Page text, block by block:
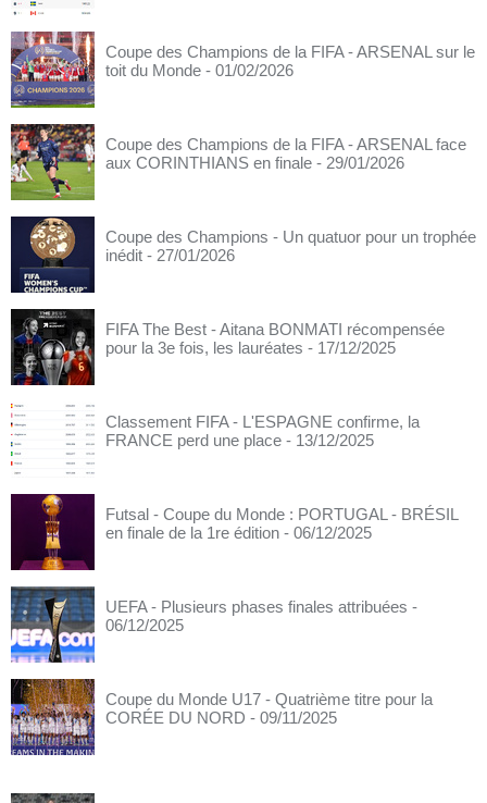
Coupe des Champions de la FIFA - ARSENAL sur le
toit du Monde - 01/02/2026
Coupe des Champions de la FIFA - ARSENAL face
aux CORINTHIANS en finale - 29/01/2026
Coupe des Champions - Un quatuor pour un trophée
inédit - 27/01/2026
FIFA The Best - Aitana BONMATI récompensée
pour la 3e fois, les lauréates - 17/12/2025
Classement FIFA - L'ESPAGNE confirme, la
FRANCE perd une place - 13/12/2025
Futsal - Coupe du Monde : PORTUGAL - BRÉSIL
en finale de la 1re édition - 06/12/2025
UEFA - Plusieurs phases finales attribuées -
06/12/2025
Coupe du Monde U17 - Quatrième titre pour la
CORÉE DU NORD - 09/11/2025